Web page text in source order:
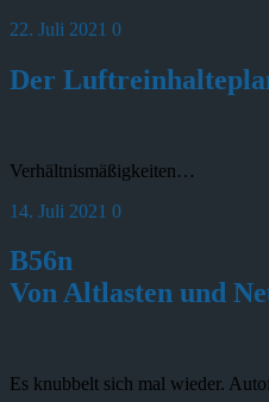
22. Juli 2021 0
Der
Verhältnismäßigkeiten…
14. Juli 2021 0
B56n
Von Altlasten und
Es knubbelt sich mal wieder.